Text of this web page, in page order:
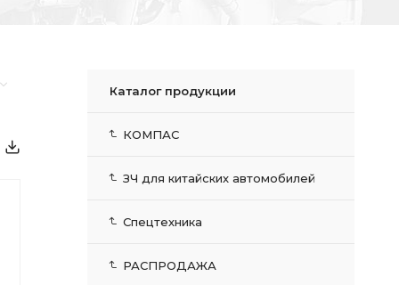
Каталог продукции
КОМПАС
ЗЧ для китайских автомобилей
Спецтехника
РАСПРОДАЖА